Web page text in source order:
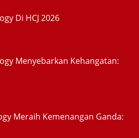
Di HCJ 2026
Menyebarkan Kehangatan:
Meraih Kemenangan Ganda: